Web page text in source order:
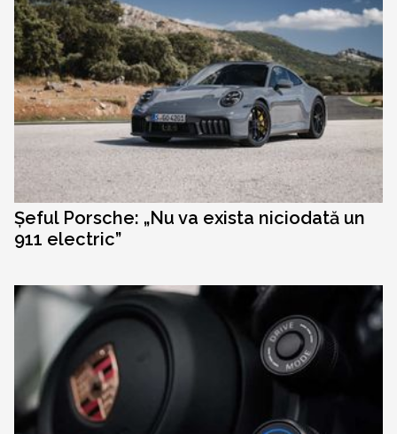
Șeful Porsche: „Nu va exista niciodată un
911 electric”